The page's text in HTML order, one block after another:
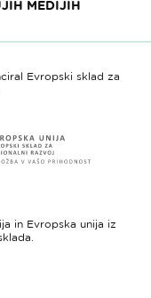
MEDIJIH
Evropski sklad za
do
spletne
-
in Evropska unija iz